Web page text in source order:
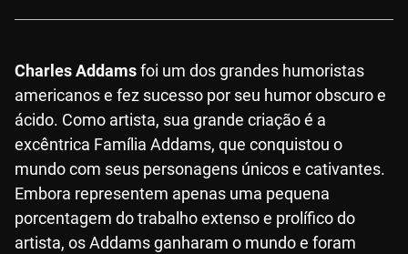
Charles Addamsfoi um dos grandes humoristas
americanos e fez sucesso por seu humor obscuro e
ácido. Como artista, sua grande criação é a
excêntrica Família Addams, que conquistou o
mundo com seus personagens únicos e cativantes.
Embora representem apenas uma pequena
porcentagem do trabalho extenso e prolífico do
artista, os Addams ganharam o mundo e foram